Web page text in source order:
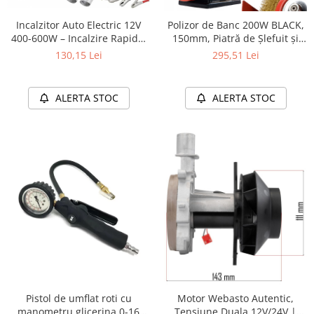
compresoare
Cricuri Auto Hidraulice
Pneumatice si Trapezoidale
Cricuri hidraulice
Cricuri trapezoidale
Macarale și vinciuri
Masini de gaurit si Insurubat
Motoare electrice
Prelungitoare
Mixere
Motocositoare si Motosape
Pistol de vopsit
Pompe
Uz intern
Ventilatoare radiatoare
umidificatoare
Incalzitor Auto Electric 12V
400-600W – Incalzire Rapida,
Compact si Silentios
130,15 Lei
ALERTA STOC
Polizor de Banc 200W BLACK,
150mm, Piatră de Șlefuit și
Perie de Sârmă, Lampă LED
295,51 Lei
ALERTA STOC
Pistol de umflat roti cu
manometru glicerina 0-16
Motor Webasto Autentic,
Tensiune Duala 12V/24V |